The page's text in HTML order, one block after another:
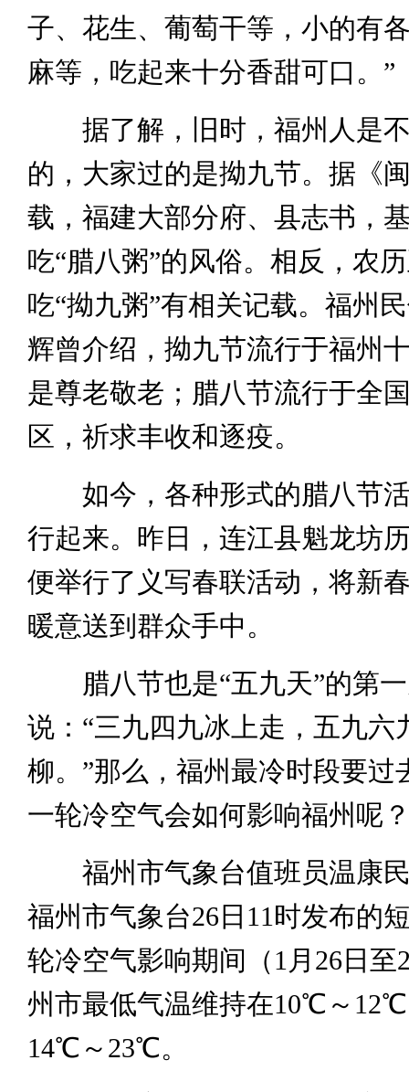
子、花生、葡萄干等，小的有
麻等，吃起来十分香甜可口。”
据了解，旧时，福州人是不
的，大家过的是拗九节。据《
载，福建大部分府、县志书，
吃“腊八粥”的风俗。相反，农
吃“拗九粥”有相关记载。福州
辉曾介绍，拗九节流行于福州
是尊老敬老；腊八节流行于全
区，祈求丰收和逐疫。
如今，各种形式的腊八节活
行起来。昨日，连江县魁龙坊
便举行了义写春联活动，将新
暖意送到群众手中。
腊八节也是“五九天”的第一
说：“三九四九冰上走，五九六
柳。”那么，福州最冷时段要过
一轮冷空气会如何影响福州呢
福州市气象台值班员温康民
福州市气象台26日11时发布的
轮冷空气影响期间（1月26日至
州市最低气温维持在10℃～
14℃～23℃。